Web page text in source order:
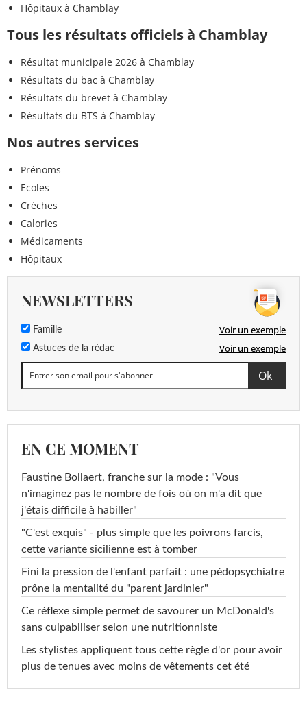
Hôpitaux à Chamblay
Tous les résultats officiels à Chamblay
Résultat municipale 2026 à Chamblay
Résultats du bac à Chamblay
Résultats du brevet à Chamblay
Résultats du BTS à Chamblay
Nos autres services
Prénoms
Ecoles
Crèches
Calories
Médicaments
Hôpitaux
NEWSLETTERS
Famille Voir un exemple
Astuces de la rédac Voir un exemple
EN CE MOMENT
Faustine Bollaert, franche sur la mode : "Vous
n'imaginez pas le nombre de fois où on m'a dit que
j'étais difficile à habiller"
"C'est exquis" - plus simple que les poivrons farcis,
cette variante sicilienne est à tomber
Fini la pression de l'enfant parfait : une pédopsychiatre
prône la mentalité du "parent jardinier"
Ce réflexe simple permet de savourer un McDonald's
sans culpabiliser selon une nutritionniste
Les stylistes appliquent tous cette règle d'or pour avoir
plus de tenues avec moins de vêtements cet été